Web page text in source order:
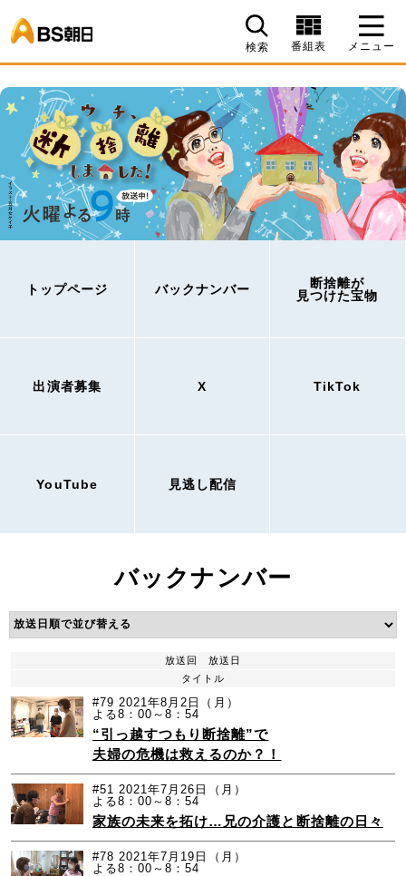
検索 番組表 メニュー
トップページ バックナンバー
断捨離が
見つけた宝物
出演者募集 X TikTok
YouTube 見逃し配信
バックナンバー
放送回
放送日
タイトル
#79 2021年8月2日（月）
よる8：00～8：54
“引っ越すつもり断捨離”で
夫婦の危機は救えるのか？！
#51 2021年7月26日（月）
よる8：00～8：54
家族の未来を拓け…兄の介護と断捨離の日々
#78 2021年7月19日（月）
よる8：00～8：54